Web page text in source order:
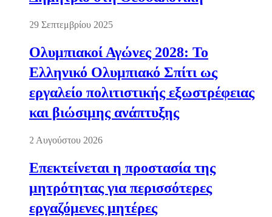
29 Σεπτεμβρίου 2025
Ολυμπιακοί Αγώνες 2028: Το
Ελληνικό Ολυμπιακό Σπίτι ως
εργαλείο πολιτιστικής εξωστρέφειας
και βιώσιμης ανάπτυξης
2 Αυγούστου 2026
Επεκτείνεται η προστασία της
μητρότητας για περισσότερες
εργαζόμενες μητέρες